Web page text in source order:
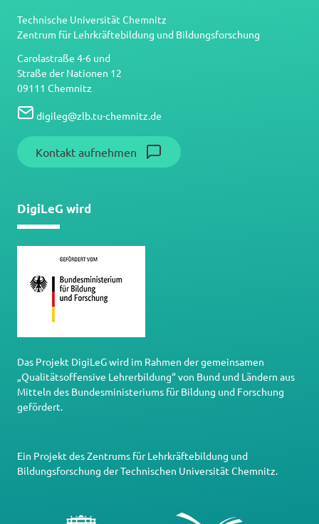
Technische Universität Chemnitz
Zentrum für Lehrkräftebildung und Bildungsforschung
Carolastraße 4-6 und
Straße der Nationen 12
09111 Chemnitz
digileg@zlb.tu-chemnitz.de
Kontakt aufnehmen
DigiLeG wird
Das Projekt DigiLeG wird im Rahmen der gemeinsamen
„Qualitätsoffensive Lehrerbildung“ von Bund und Ländern aus
Mitteln des Bundesministeriums für Bildung und Forschung
gefördert.
Ein Projekt desZentrums für Lehrkräftebildung und
Bildungsforschung derTechnischen Universität Chemnitz.